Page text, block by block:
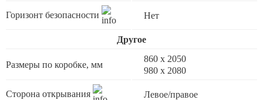
Горизонт безопасности Нет
Другое
Размеры по коробке, мм
860 х 2050
980 x 2080
Сторона открывания Левое/правое